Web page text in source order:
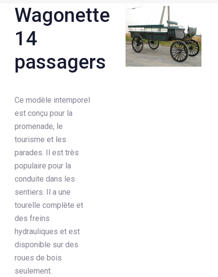
Wagonette
14
passagers
Ce modèle intemporel
est conçu pour la
promenade, le
tourisme et les
parades. Il est très
populaire pour la
conduite dans les
sentiers. Il a une
tourelle complète et
des freins
hydrauliques et est
disponible sur des
roues de bois
seulement.